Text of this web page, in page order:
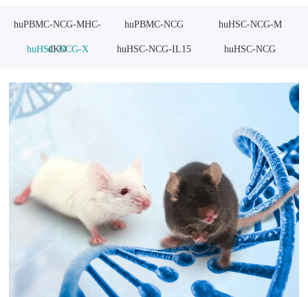
huPBMC-NCG-MHC-
dKO
huPBMC-NCG huHSC-NCG-M
huHSC-NCG-X huHSC-NCG-IL15 huHSC-NCG